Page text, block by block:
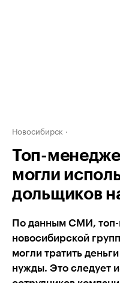
Новосибирск
Топ-
могли
дольщиков
По данным СМИ,
новосибирской
могли тратить
нужды. Это следует